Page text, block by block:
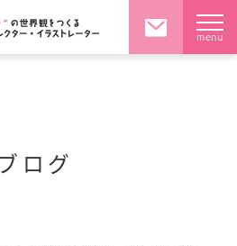
menu
ブログ